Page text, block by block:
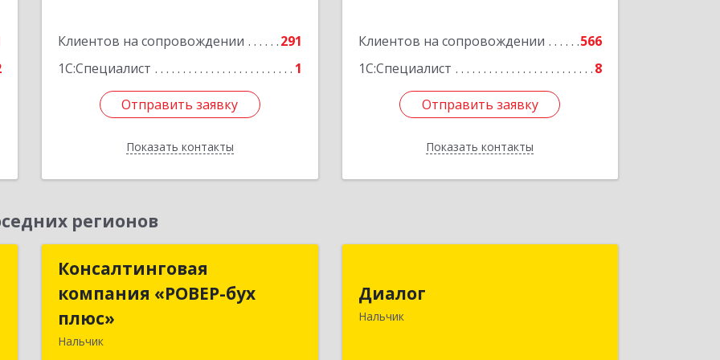
Клиентов на сопровождении
291
1С:Специалист
1
Отправить заявку
Показать контакты
Отправить заявку
Назад
Клиентов на сопровождении
566
1С:Специалист
8
Отправить заявку
Показать контакты
Отправить заявку
Назад
регионов
Консалтинговая
компания «РОВЕР-бух
плюс»
Нальчик
Консалтинговая
компания «РОВЕР-бух
Диалог
Нальчик
360016, Кабардино-Балкарская Респ,
Нальчик г, Калюжного ул, дом № 3,